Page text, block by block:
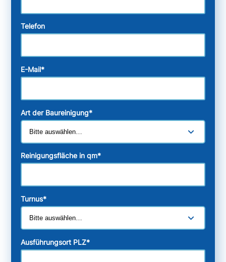
Telefon
E-Mail*
Art der Baureinigung*
Reinigungsfläche in qm*
Turnus*
Ausführungsort PLZ*